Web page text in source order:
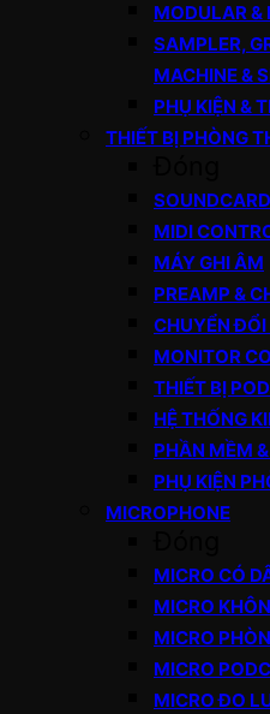
MODULAR &
SAMPLER,
MACHINE &
PHỤ KIỆN &
THIẾT BỊ PHÒNG
MIDI
MÁY GHI ÂM
PREAMP &
CHUYỂN
MONITOR
THIẾT BỊ
HỆ THỐNG
PHẦN MỀM
PHỤ KIỆN
MICROPHONE
MICRO CÓ
MICRO
MICRO
MICRO
MICRO ĐO